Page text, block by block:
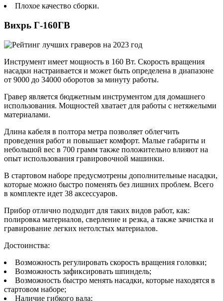
Плохое качество сборки.
Вихрь Г-160ГВ
Инструмент имеет мощность в 160 Вт. Скорость вращения
насадки настраивается и может быть определена в диапазоне
от 9000 до 34000 оборотов за минуту работы.
Гравер является бюджетным инструментом для домашнего
использования. Мощностей хватает для работы с нетяжелыми
материалами.
Длина кабеля в полтора метра позволяет облегчить
проведения работ и повышает комфорт. Малые габариты и
небольшой вес в 700 грамм также положительно влияют на
опыт использования гравировочной машинки.
В стартовом наборе предусмотрены дополнительные насадки,
которые можно быстро поменять без лишних проблем. Всего
в комплекте идет 38 аксессуаров.
Прибор отлично подходит для таких видов работ, как:
полировка материалов, сверление и резка, а также зачистка и
гравирование легких нетолстых материалов.
Достоинства:
Возможность регулировать скорость вращения головки;
Возможность зафиксировать шпиндель;
Возможность быстро менять насадки, которые находятся в
стартовом наборе;
Наличие гибкого вала;